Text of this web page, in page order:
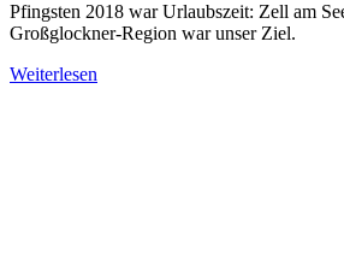
Pfingsten 2018 war Urlaubszeit: Zell am
Großglockner-Region war unser Ziel.
Weiterlesen